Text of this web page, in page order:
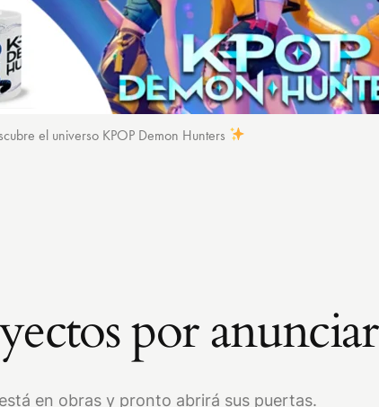
el universo KPOP Demon Hunters
por anunciar
en obras y pronto abrirá sus puertas.